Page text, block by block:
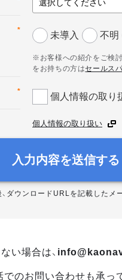
* 未導入 不明
※お客様への紹介をご検
をお持ちの方はセールス
* 個人情報の取り
個人情報の取り扱い
入力内容を送信する
ダウンロードURLを記載したメ
い場合は、
でのお問い合わせも承っ